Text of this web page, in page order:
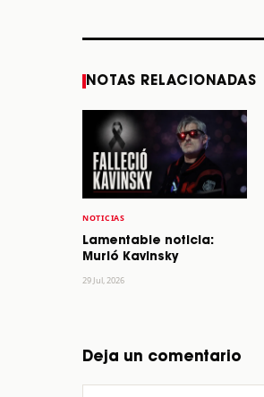
NOTAS RELACIONADAS
NOTICIAS
Lamentable noticia:
Murió Kavinsky
29 Jul, 2026
Deja un comentario